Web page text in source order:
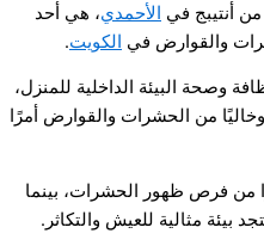
من أنتيبج في الأحمدي، هي أحد
والقوارض في الكويت.
وصحة البيئة الداخلية للمنزل،
من الحشرات والقوارض أمرًا
من فرص ظهور الحشرات، بينما
بيئة مثالية للعيش والتكاثر.